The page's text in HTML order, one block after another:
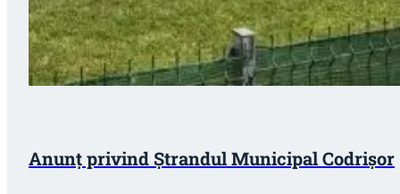
Anunț privind Ștrandul Municipal Codrișor